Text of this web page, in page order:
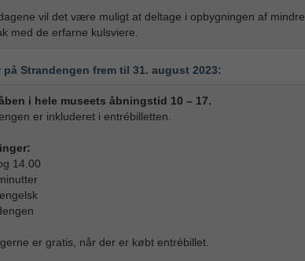
vil det være muligt at deltage i opbygningen af mindre
med de erfarne kulsviere.
Strandengen frem til 31. august 2023:
i hele museets åbningstid 10 – 17.
er inkluderet i entrébilletten.
14.00
er gratis, når der er købt entrébillet.